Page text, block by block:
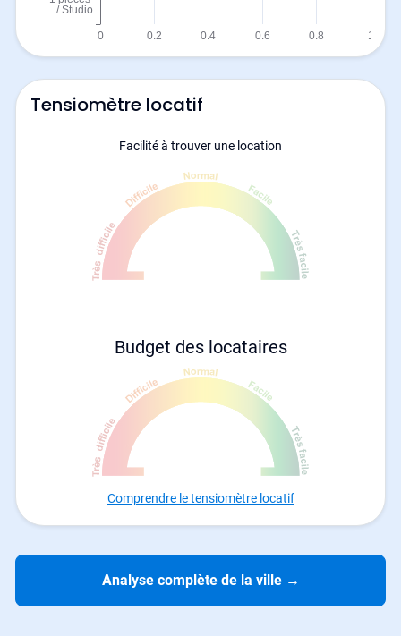
Tensiomètre locatif
Facilité à trouver une location
Budget des locataires
Comprendre le tensiomètre locatif
Analyse complète de la ville →